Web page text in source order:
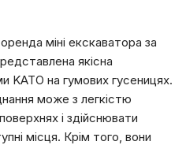
міні екскаватора за
якісна
KATO на гумових гусеницях.
може з легкістю
і здійснювати
місця. Крім того, вони